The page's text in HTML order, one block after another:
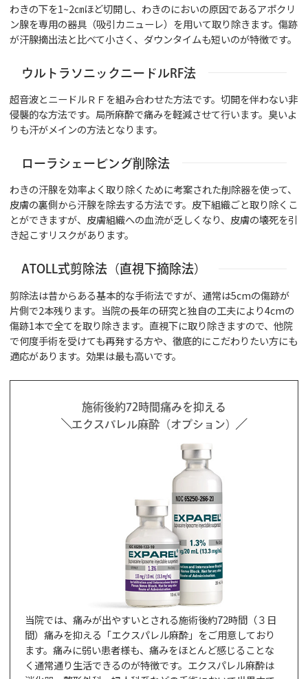
わきの下を1~2㎝ほど切開し、わきのにおいの原因であるアポクリ
ン腺を専用の器具（吸引カニューレ）を用いて取り除きます。傷跡
が汗腺摘出法と比べて小さく、ダウンタイムも短いのが特徴です。
ウルトラソニックニードルRF法
超音波とニードルＲＦを組み合わせた方法です。切開を伴わない非
侵襲的な方法です。局所麻酔で痛みを軽減させて行います。臭いよ
りも汗がメインの方法となります。
ローラシェービング削除法
わきの汗腺を効率よく取り除くために考案された削除器を使って、
皮膚の裏側から汗腺を除去する方法です。皮下組織ごと取り除くこ
とができますが、皮膚組織への血流が乏しくなり、皮膚の壊死を引
き起こすリスクがあります。
ATOLL式剪除法（直視下摘除法）
剪除法は昔からある基本的な手術法ですが、通常は5cmの傷跡が
片側で2本残ります。当院の長年の研究と独自の工夫により4cmの
傷跡1本で全てを取り除きます。直視下に取り除きますので、他院
で何度手術を受けても再発する方や、徹底的にこだわりたい方にも
適応があります。効果は最も高いです。
施術後約72時間痛みを抑える
エクスパレル麻酔（オプション）
当院では、痛みが出やすいとされる施術後約72時間（３日
間）痛みを抑える「エクスパレル麻酔」をご用意しており
ます。痛みに弱い患者様も、痛みをほとんど感じることな
く通常通り生活できるのが特徴です。エクスパレル麻酔は